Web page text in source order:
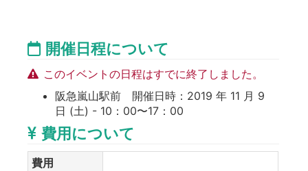
開催日程について
このイベントの日程はすでに終了しました。
阪急嵐山駅前 開催日時：2019 年 11 月 9
日 (土) - 10：00〜17：00
費用について
費用